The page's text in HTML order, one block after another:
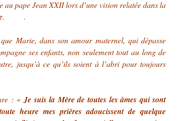
au pape Jean XXII lors d’une vision relatée dans la
. .
Marie, dans son amour maternel, qui dépasse
ses enfants, non seulement tout au long de
jusqu’à ce qu’ils soient à l’abri pour toujours
: « Je suis la Mère de toutes les âmes qui sont
heure mes prières adoucissent de quelque